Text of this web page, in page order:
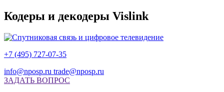
Кодеры и декодеры Vislink
+7 (495) 727-07-35
info@nposp.ru trade@nposp.ru
ЗАДАТЬ ВОПРОС